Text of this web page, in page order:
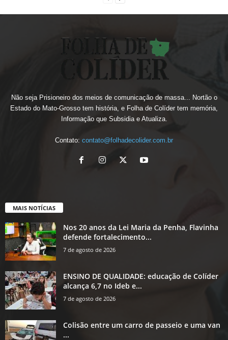
Não seja Prisioneiro dos meios de comunicação de massa... Nortão o
Estado do Mato-Grosso tem história, e Folha de Colíder tem memória,
Informação que Subsidia e Atualiza.
Contato: contato@folhadecolider.com.br
MAIS NOTÍCIAS
Nos 20 anos da Lei Maria da Penha, Flavinha
defende fortalecimento...
7 de agosto de 2026
ENSINO DE QUALIDADE: educação de Colíder
alcança 6,7 no Ideb e...
7 de agosto de 2026
Colisão entre um carro de passeio e uma van
...